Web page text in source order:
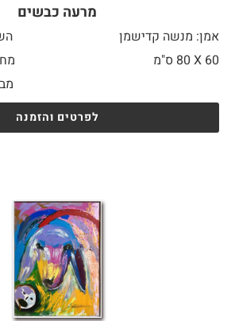
מרעה כבשים
אמן: מנשה קדישמן
60 X
לפרטים והזמנה